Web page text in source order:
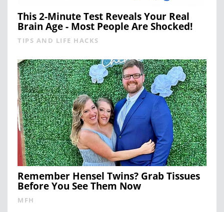
This 2-Minute Test Reveals Your Real
Brain Age - Most People Are Shocked!
TIPS AND LIFE HACKS
Remember Hensel Twins? Grab Tissues
Before You See Them Now
MFH